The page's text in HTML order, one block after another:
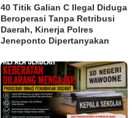
40 Titik Galian C Ilegal Diduga
Beroperasi Tanpa Retribusi
Daerah, Kinerja Polres
Jeneponto Dipertanyakan